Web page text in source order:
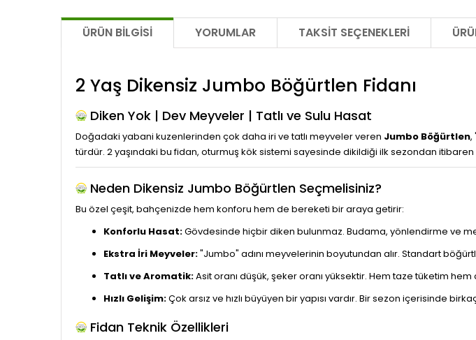
ÜRÜN BILGISI YORUMLAR TAKSIT SEÇENEKLERI
2 Yaş Dikensiz Jumbo Böğürtlen Fidanı
Diken Yok | Dev Meyveler | Tatlı ve Sulu Hasat
Doğadaki yabani kuzenlerinden çok daha iri ve tatlı meyveler veren Jumbo Böğürtlen,
türdür. 2 yaşındaki bu fidan, oturmuş kök sistemi sayesinde dikildiği ilk sezondan
Neden Dikensiz Jumbo Böğürtlen Seçmelisiniz?
Bu özel çeşit, bahçenizde hem konforu hem de bereketi bir araya getirir:
Konforlu Hasat:Gövdesinde hiçbir diken bulunmaz. Budama, yönlendirme ve
Ekstra İri Meyveler:"Jumbo" adını meyvelerinin boyutundan alır. Standart
Tatlı ve Aromatik:Asit oranı düşük, şeker oranı yüksektir. Hem taze tüketim
Hızlı Gelişim:Çok arsız ve hızlı büyüyen bir yapısı vardır. Bir sezon içerisinde
Fidan Teknik Özellikleri